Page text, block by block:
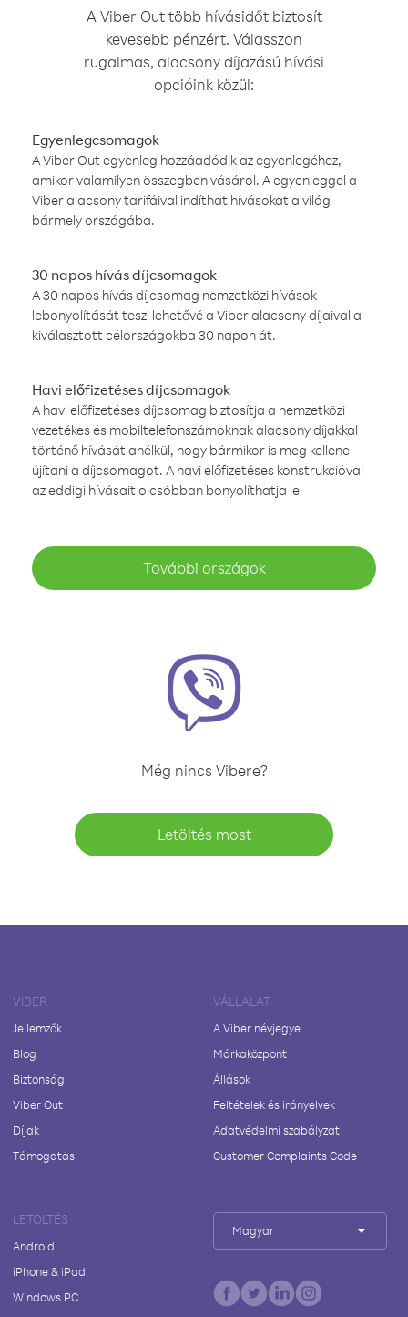
A Viber Out több hívásidőt biztosít
kevesebb pénzért. Válasszon
rugalmas, alacsony díjazású hívási
opcióink közül:
Egyenlegcsomagok
A Viber Out egyenleg hozzáadódik az egyenlegéhez,
amikor valamilyen összegben vásárol. A egyenleggel a
Viber alacsony tarifáival indíthat hívásokat a világ
bármely országába.
30 napos hívás díjcsomagok
A 30 napos hívás díjcsomag nemzetközi hívások
lebonyolítását teszi lehetővé a Viber alacsony díjaival a
kiválasztott célországokba 30 napon át.
Havi előfizetéses díjcsomagok
A havi előfizetéses díjcsomag biztosítja a nemzetközi
vezetékes és mobiltelefonszámoknak alacsony díjakkal
történő hívását anélkül, hogy bármikor is meg kellene
újítani a díjcsomagot. A havi előfizetéses konstrukcióval
az eddigi hívásait olcsóbban bonyolíthatja le
További országok
Még nincs Vibere?
Letöltés most
VIBER
Jellemzők
Blog
Biztonság
Viber Out
Díjak
Támogatás
VÁLLALAT
A Viber névjegye
Márkaközpont
Állások
Feltételek és irányelvek
Adatvédelmi szabályzat
Customer Complaints Code
LETÖLTÉS
Android
iPhone & iPad
Windows PC
Magyar